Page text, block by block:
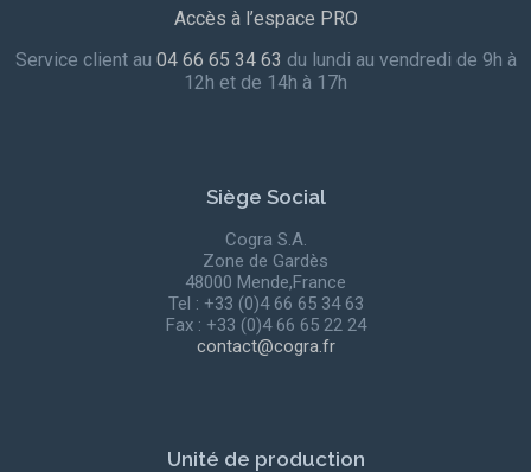
Accès à l’espace PRO
Service client au 04 66 65 34 63 du lundi au vendredi de 9h à
12h et de 14h à 17h
Siège Social
Cogra S.A.
Zone de Gardès
48000 Mende,France
Tel : +33 (0)4 66 65 34 63
Fax : +33 (0)4 66 65 22 24
contact@cogra.fr
Unité de production